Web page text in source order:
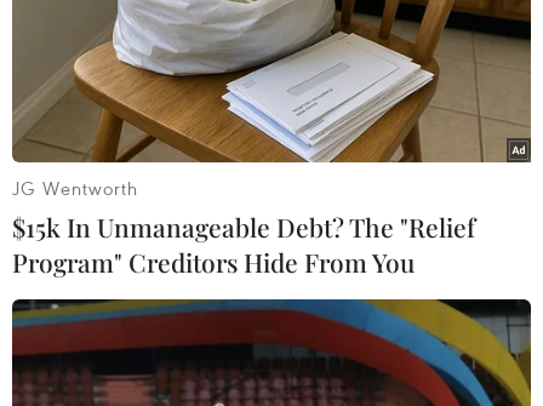
Giải pháp nào đưa sản phẩm OCOP của
Hà Nội ra thị trường quốc tế?
JG Wentworth
$15k In Unmanageable Debt? The "Relief
Program" Creditors Hide From You